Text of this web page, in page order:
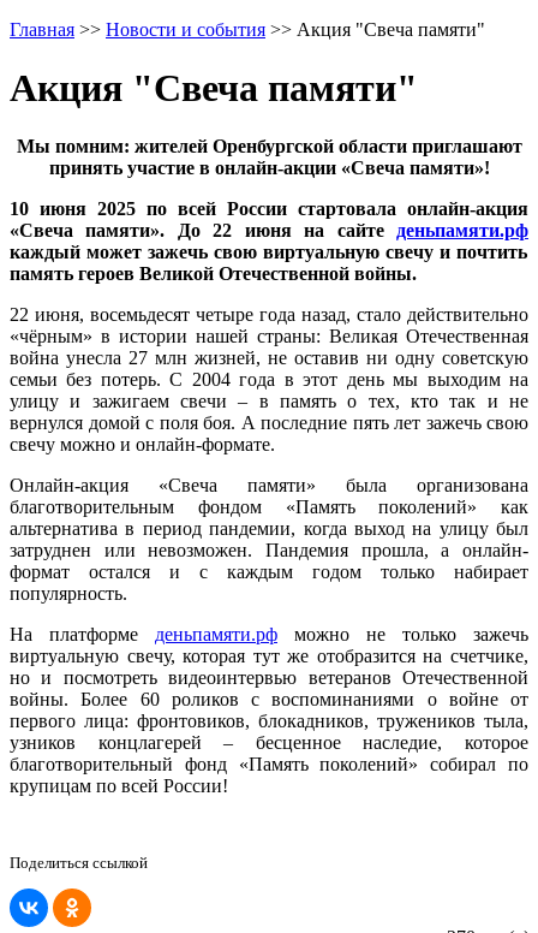
Главная >> Новости и события >> Акция "Свеча памяти"
Акция "Свеча памяти"
Мы помним: жителей Оренбургской области приглашают
принять участие в онлайн-акции «Свеча памяти»!
10 июня 2025 по всей России стартовала онлайн-акция
«Свеча памяти». До 22 июня на сайте
деньпамяти.рф
каждый может зажечь свою виртуальную свечу и почтить
память героев Великой Отечественной войны.
22 июня, восемьдесят четыре года назад, стало действительно
«чёрным» в истории нашей страны: Великая Отечественная
война унесла 27 млн жизней, не оставив ни одну советскую
семьи без потерь. С 2004 года в этот день мы выходим на
улицу и зажигаем свечи – в память о тех, кто так и не
вернулся домой с поля боя. А последние пять лет зажечь свою
свечу можно и онлайн-формате.
Онлайн-акция «Свеча памяти» была организована
благотворительным фондом «Память поколений» как
альтернатива в период пандемии, когда выход на улицу был
затруднен или невозможен. Пандемия прошла, а онлайн-
формат остался и с каждым годом только набирает
популярность.
На платформе деньпамяти.рф можно не только зажечь
виртуальную свечу, которая тут же отобразится на счетчике,
но и посмотреть видеоинтервью ветеранов Отечественной
войны. Более 60 роликов с воспоминаниями о войне от
первого лица: фронтовиков, блокадников, тружеников тыла,
узников концлагерей – бесценное наследие, которое
благотворительный фонд «Память поколений» собирал по
крупицам по всей России!
Поделиться ссылкой